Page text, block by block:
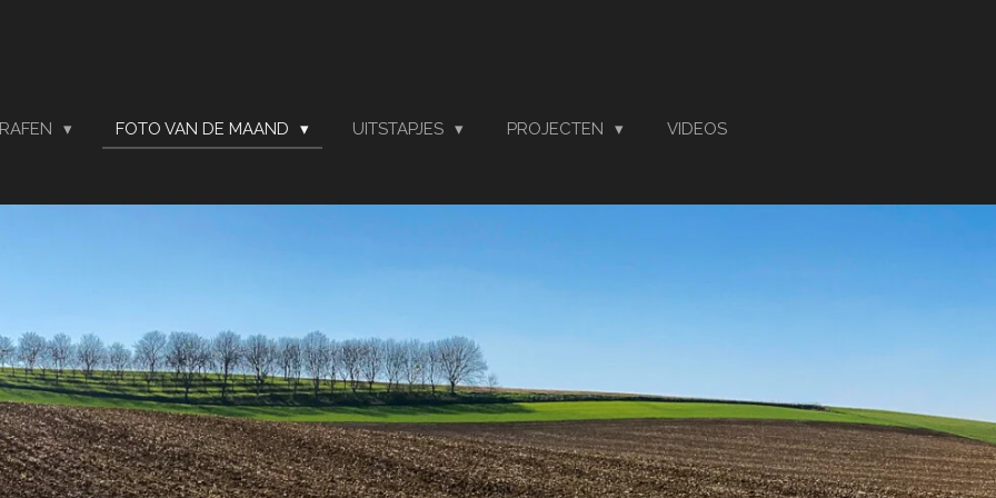
FOTO VAN DE MAAND UITSTAPJES PROJECTEN
VIDEOS